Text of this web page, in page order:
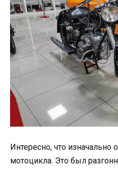
Интересно, что изначально
мотоцикла. Это был